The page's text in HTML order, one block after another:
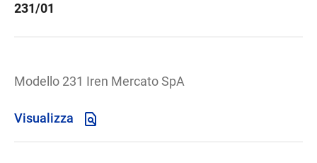
231/01
Modello 231 Iren Mercato SpA
Visualizza